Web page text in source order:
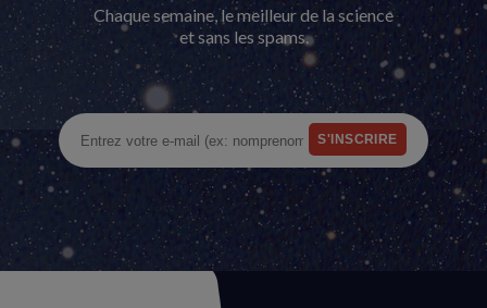
Chaque semaine, le meilleur de la science
et sans les spams.